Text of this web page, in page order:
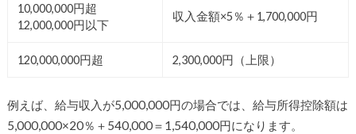
10,000,000円超
12,000,000円以下
収入金額×5％＋1,700,000円
120,000,000円超 2,300,000円（上限）
例えば、給与収入が5,000,000円の場合では、給与所得控除額は
5,000,000×20％＋540,000＝1,540,000円になります。